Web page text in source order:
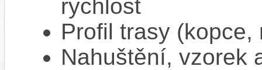
rychlost
Profil trasy
Nahuštění, vzorek